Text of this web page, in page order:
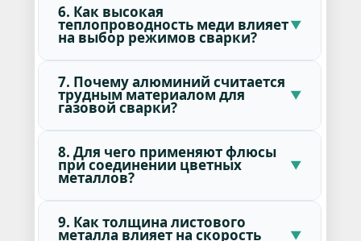
6. Как высокая
теплопроводность меди влияет
на выбор режимов сварки?
7. Почему алюминий считается
трудным материалом для
газовой сварки?
8. Для чего применяют флюсы
при соединении цветных
металлов?
9. Как толщина листового
металла влияет на скорость